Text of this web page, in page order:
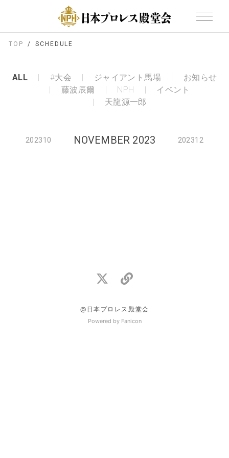
TOP SCHEDULE
ALL #大会 ジャイアント馬場
お知らせ
藤波辰爾
NPH
イベント
天龍源一郎
202310 NOVEMBER 2023 202312
@日本プロレス殿堂会
Powered by Fanicon